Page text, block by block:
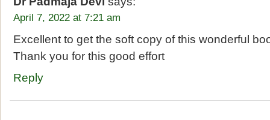
April 7, 2022 at 7:21 am
Excellent to get the soft copy of this wonderful
Thank you for this good effort
Reply